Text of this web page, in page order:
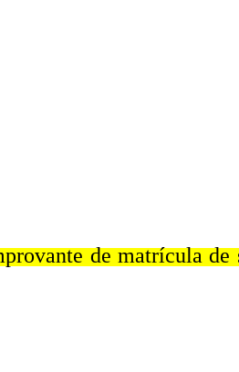
de matrícula